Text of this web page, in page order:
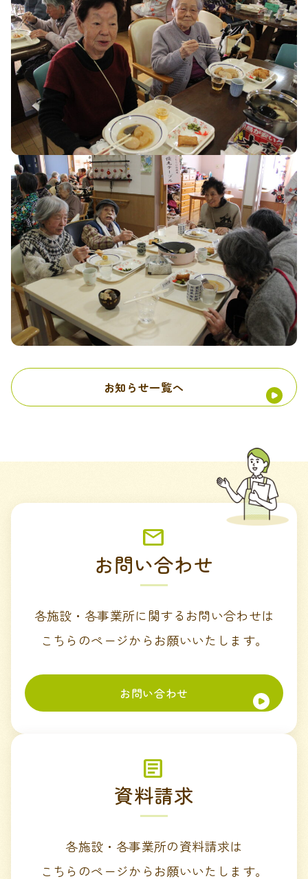
お知らせ一覧へ
お問い合わせ
各施設・各事業所に関するお問い合わせは
こちらのページからお願いいたします。
お問い合わせ
資料請求
各施設・各事業所の資料請求は
こちらのページからお願いいたします。